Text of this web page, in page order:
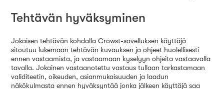
Tehtävän hyväksyminen
Jokaisen tehtävän kohdalla Crowst-sovelluksen käyttäjä
sitoutuu lukemaan tehtävän kuvauksen ja ohjeet huolellisesti
ennen vastaamista, ja vastaamaan kyselyyn ohjeita vastaavalla
tavalla. Jokainen vastaanotettu vastaus tullaan tarkastamaan
validiteetin, oikeuden, asianmukaisuuden ja laadun
näkökulmasta ennen hyväksyntää jonka jälkeen käyttäjä saa